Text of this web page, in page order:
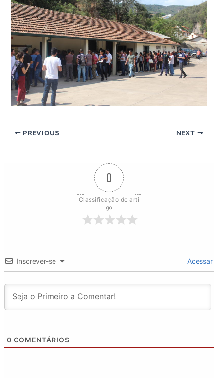
PREVIOUS NEXT
0
Classificação do arti
go
Inscrever-se Acessar
0 COMENTÁRIOS